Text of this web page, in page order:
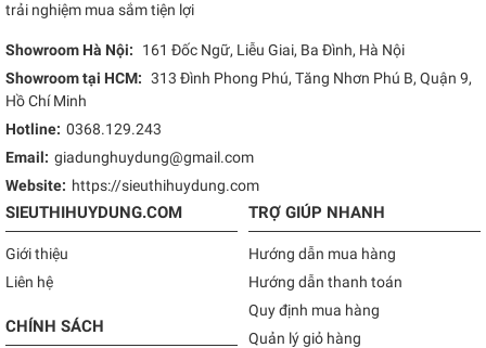
trải nghiệm mua sắm tiện lợi
Showroom Hà Nội:
161 Đốc Ngữ, Liễu Giai, Ba Đình, Hà Nội
Showroom tại HCM: 313 Đình Phong Phú, Tăng Nhơn Phú B, Quận 9,
Hồ Chí Minh
Hotline: 0368.129.243
Email: giadunghuydung@gmail.com
Website: https://sieuthihuydung.com
SIEUTHIHUYDUNG.COM
Giới thiệu
Liên hệ
CHÍNH SÁCH
TRỢ GIÚP NHANH
Hướng dẫn mua hàng
Hướng dẫn thanh toán
Quy định mua hàng
Quản lý giỏ hàng